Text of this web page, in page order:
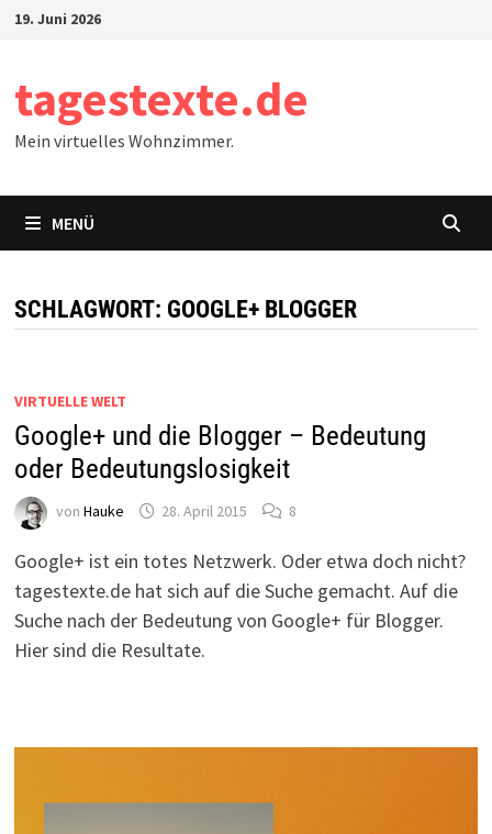
Zum19. Juni 2026
tagestexte.de
Mein virtuelles Wohnzimmer.
MENÜ
SCHLAGWORT: GOOGLE+ BLOGGER
VIRTUELLE WELT
Google+ und die Blogger – Bedeutung
oder Bedeutungslosigkeit
von Hauke 28. April 2015 8
Google+ ist ein totes Netzwerk. Oder etwa doch nicht?
tagestexte.de hat sich auf die Suche gemacht. Auf die
Suche nach der Bedeutung von Google+ für Blogger.
Hier sind die Resultate.